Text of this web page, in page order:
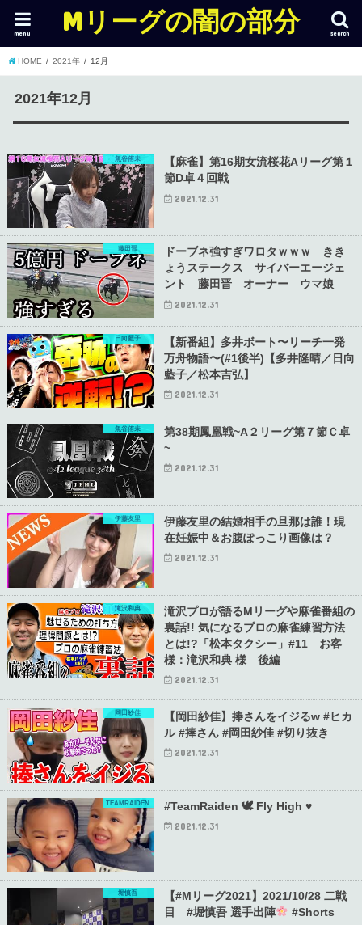
Mリーグの闇の部分 search
menu
HOME 2021年 12月
2021年12月
魚谷侑未
【麻雀】第16期女流桜花Aリーグ第１
節D卓４回戦
2021.12.31
藤田晋
ドーブネ強すぎワロタｗｗｗ きき
ょうステークス サイバーエージェ
ント 藤田晋 オーナー ウマ娘
2021.12.31
日向藍子
【新番組】多井ボート〜リーチ一発
万舟物語〜(#1後半)【多井隆晴／日向
藍子／松本吉弘】
2021.12.31
魚谷侑未
第38期鳳凰戦~A２リーグ第７節Ｃ卓
~
2021.12.31
伊藤友里
伊藤友里の結婚相手の旦那は誰！現
在妊娠中＆お腹ぽっこり画像は？
2021.12.31
滝沢和典
滝沢プロが語るMリーグや麻雀番組の
裏話!! 気になるプロの麻雀練習方法
とは!?「松本タクシー」#11 お客
様：滝沢和典 様 後編
2021.12.31
岡田紗佳
【岡田紗佳】捧さんをイジるw #ヒカ
ル #捧さん #岡田紗佳 #切り抜き
2021.12.31
TEAMRAIDEN #TeamRaiden 🕊 Fly High ♥️
2021.12.31
堀慎吾
【#Mリーグ2021】2021/10/28 二戦
目 #堀慎吾 選手出陣
#Shorts